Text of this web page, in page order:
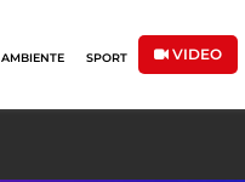
AMBIENTE SPORT VIDEO